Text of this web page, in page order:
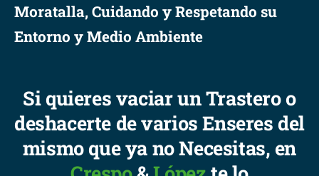
Moratalla, Cuidando y Respetando su
Entorno y Medio Ambiente
Si quieres vaciar un Trastero o
deshacerte de varios Enseres del
mismo que ya no Necesitas, en